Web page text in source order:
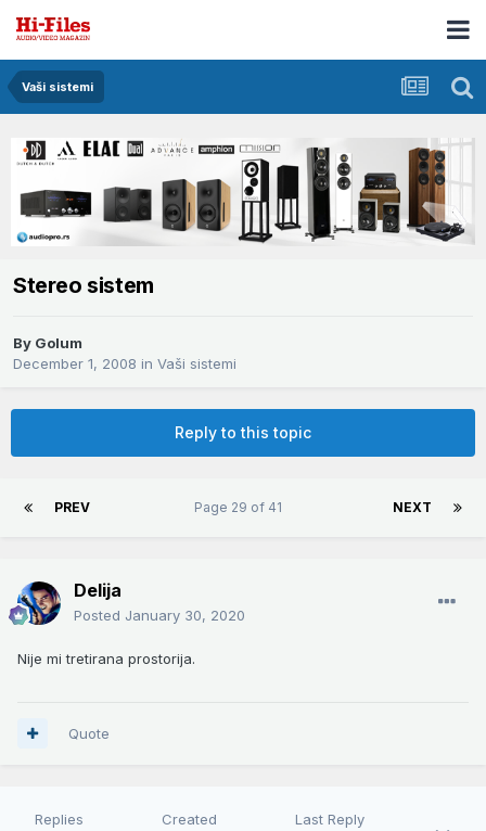
Vaši sistemi
Stereo sistem
By Golum
December 1, 2008 in Vaši sistemi
Reply to this topic
PREV NEXT
Page 29 of 41
Delija
Posted January 30, 2020
Nije mi tretirana prostorija.
Quote
Replies Created Last Reply